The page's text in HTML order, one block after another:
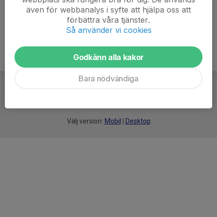
Officiella Poomsae videos Kukkiwon
Välj version: Mobil Desktop
även för webbanalys i syfte att hjälpa oss att
förbättra våra tjänster.
Så använder vi cookies
Godkänn alla kakor
Bara nödvändiga